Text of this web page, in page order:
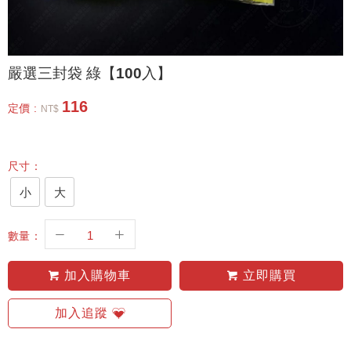
嚴選三封袋 綠【100入】
定價 : NT$ 116
尺寸：
小 大
數量：
加入購物車 立即購買
加入追蹤